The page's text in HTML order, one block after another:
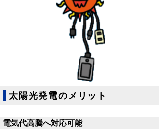
太陽光発電のメリット
電気代高騰へ対応可能